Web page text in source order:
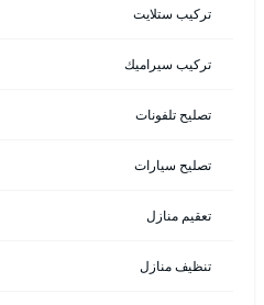
تركيب ستلايت
تركيب سيراميك
تصليح تلفونات
تصليح سيارات
تعقيم منازل
تنظيف منازل